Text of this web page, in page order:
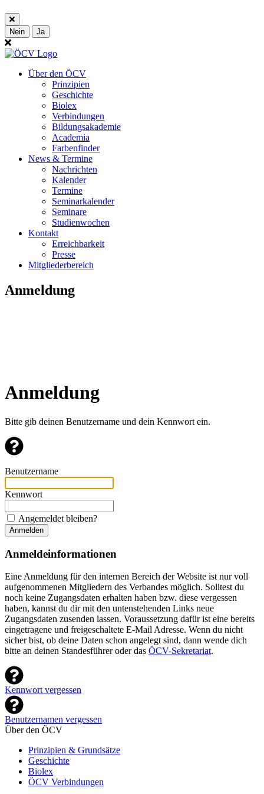
Nein Ja
Über den ÖCV
Prinzipien
Geschichte
Biolex
Verbindungen
Bildungsakademie
Academia
Farbenfinder
News & Termine
Nachrichten
Kalender
Termine
Seminarkalender
Seminare
Studienwochen
Kontakt
Erreichbarkeit
Presse
Mitgliederbereich
Anmeldung
Anmeldung
Bitte gib deinen Benutzername und dein Kennwort ein.
Benutzername
Kennwort
Angemeldet bleiben?
Anmelden
Anmeldeinformationen
Eine Anmeldung für den internen Bereich der Website ist nur voll
aufgenommenen Mitgliedern des Verbandes möglich. Solltest du
noch keine Zugangsdaten erhalten haben bzw. diese vergessen
haben, kannst du dir mit den untenstehenden Links neue
Zugangsdaten zusenden lassen. Voraussetzung dafür ist eine bereits
eingetragene und freigeschaltete E-Mail Adresse. Wenn du nicht
sicher bist, ob deine Daten schon angelegt sind, dann wende dich
bitte an deinen Standesführer oder das ÖCV-Sekretariat.
Kennwort vergessen
Benutzernamen vergessen
Über den ÖCV
Prinzipien & Grundsätze
Geschichte
Biolex
ÖCV Verbindungen